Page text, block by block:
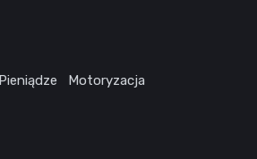
Pieniądze Motoryzacja